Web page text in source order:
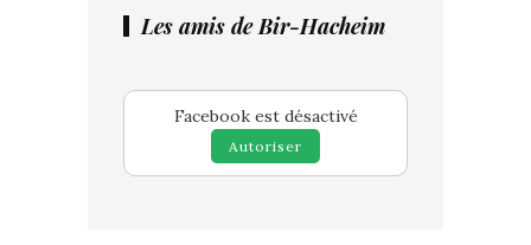
Les amis de Bir-Hacheim
Facebook est désactivé
Autoriser